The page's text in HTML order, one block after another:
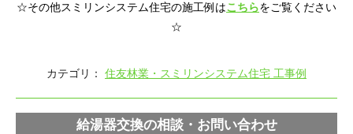
☆その他スミリンシステム住宅の施工例はこちらをご覧ください
☆
カテゴリ： 住友林業・スミリンシステム住宅 工事例
給湯器交換の相談・お問い合わせ